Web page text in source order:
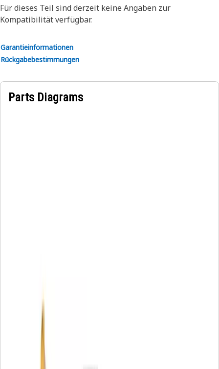
Für dieses Teil sind derzeit keine Angaben zur
Kompatibilität verfügbar.
Garantieinformationen
Rückgabebestimmungen
Parts Diagrams